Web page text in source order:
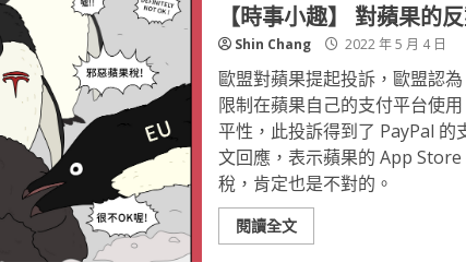
【時事小趣】 對蘋果的
Shin Chang 2022 年 5 月 4 日
歐盟對蘋果提起投訴，歐盟認
限制在蘋果自己的支付平台使
平性，此投訴得到了 PayPal 的
文回應，表示蘋果的 App Store
稅，肯定也是不對的。
閱讀全文